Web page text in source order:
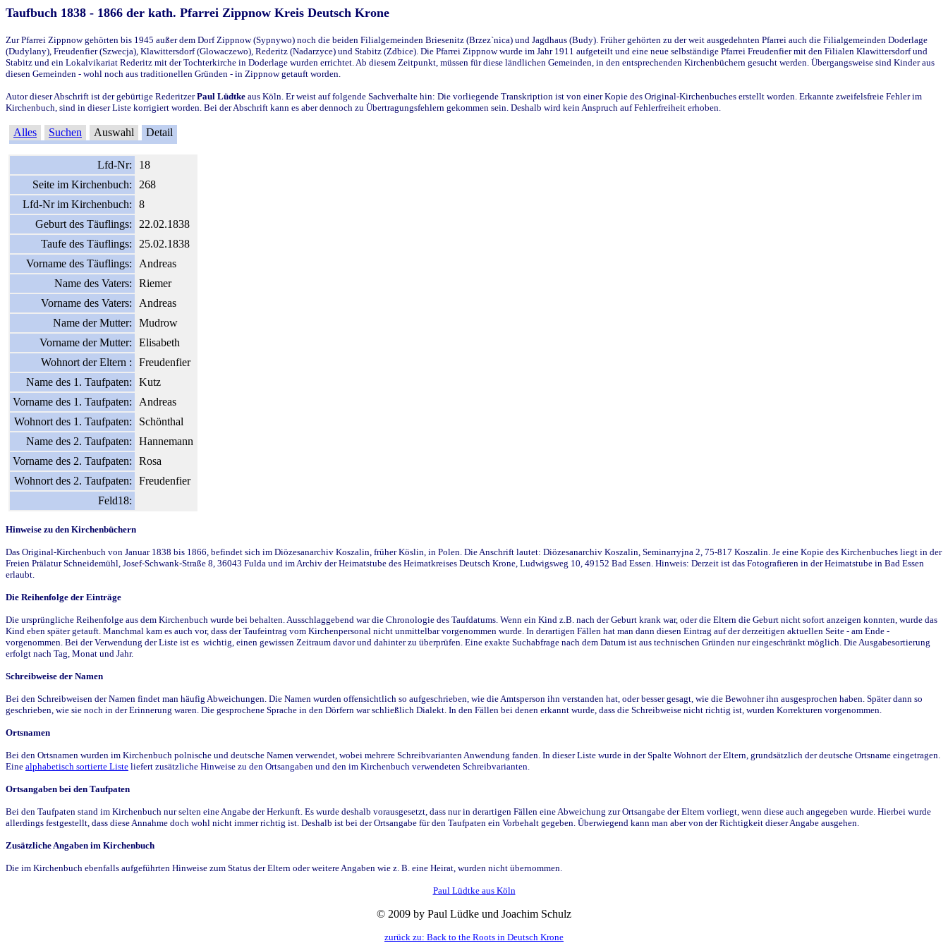
Taufbuch 1838 - 1866 der kath. Pfarrei Zippnow Kreis Deutsch Krone
Zur Pfarrei Zippnow gehörten bis 1945 außer dem Dorf Zippnow (Sypnywo) noch die beiden Filialgemeinden Briesenitz (Brzez`nica) und Jagdhaus (Budy). Früher gehörten zu der weit ausgedehnten Pfarrei auch die Filialgemeinden Doderlage
(Dudylany), Freudenfier (Szwecja), Klawittersdorf (Glowaczewo), Rederitz (Nadarzyce) und Stabitz (Zdbice). Die Pfarrei Zippnow wurde im Jahr 1911 aufgeteilt und eine neue selbständige Pfarrei Freudenfier mit den Filialen Klawittersdorf und
Stabitz und ein Lokalvikariat Rederitz mit der Tochterkirche in Doderlage wurden errichtet. Ab diesem Zeitpunkt, müssen für diese ländlichen Gemeinden, in den entsprechenden Kirchenbüchern gesucht werden. Übergangsweise sind Kinder aus
diesen Gemeinden - wohl noch aus traditionellen Gründen - in Zippnow getauft worden.
Autor dieser Abschrift ist der gebürtige RederitzerPaul Lüdtke aus Köln. Er weist auf folgende Sachverhalte hin: Die vorliegende Transkription ist von einer Kopie des Original-Kirchenbuches erstellt worden. Erkannte zweifelsfreie Fehler im
Kirchenbuch, sind in dieser Liste korrigiert worden. Bei der Abschrift kann es aber dennoch zu Übertragungsfehlern gekommen sein. Deshalb wird kein Anspruch auf Fehlerfreiheit erhoben.
Alles Suchen Auswahl Detail
Lfd-Nr:
18
Seite im Kirchenbuch:
268
Lfd-Nr im Kirchenbuch:
8
Geburt des Täuflings:
22.02.1838
Taufe des Täuflings:
25.02.1838
Vorname des Täuflings:
Andreas
Name des Vaters:
Riemer
Vorname des Vaters:
Andreas
Name der Mutter:
Mudrow
Vorname der Mutter:
Elisabeth
Wohnort der Eltern :
Freudenfier
Name des 1. Taufpaten:
Kutz
Vorname des 1. Taufpaten:
Andreas
Wohnort des 1. Taufpaten:
Schönthal
Name des 2. Taufpaten:
Hannemann
Vorname des 2. Taufpaten:
Rosa
Wohnort des 2. Taufpaten:
Freudenfier
Feld18:
Hinweise zu den Kirchenbüchern
Das Original-Kirchenbuch von Januar 1838 bis 1866, befindet sich im Diözesanarchiv Koszalin, früher Köslin, in Polen. Die Anschrift lautet: Diözesanarchiv Koszalin, Seminarryjna 2, 75-817 Koszalin. Je eine Kopie des Kirchenbuches liegt in der
Freien Prälatur Schneidemühl, Josef-Schwank-Straße 8, 36043 Fulda und im Archiv der Heimatstube des Heimatkreises Deutsch Krone, Ludwigsweg 10, 49152 Bad Essen. Hinweis: Derzeit ist das Fotografieren in der Heimatstube in Bad Essen
erlaubt.
Die Reihenfolge der Einträge
Die ursprüngliche Reihenfolge aus dem Kirchenbuch wurde bei behalten. Ausschlaggebend war die Chronologie des Taufdatums. Wenn ein Kind z.B. nach der Geburt krank war, oder die Eltern die Geburt nicht sofort anzeigen konnten, wurde das
Kind eben später getauft. Manchmal kam es auch vor, dass der Taufeintrag vom Kirchenpersonal nicht unmittelbar vorgenommen wurde. In derartigen Fällen hat man dann diesen Eintrag auf der derzeitigen aktuellen Seite - am Ende -
vorgenommen. Bei der Verwendung der Liste ist es wichtig, einen gewissen Zeitraum davor und dahinter zu überprüfen. Eine exakte Suchabfrage nach dem Datum ist aus technischen Gründen nur eingeschränkt möglich. Die Ausgabesortierung
erfolgt nach Tag, Monat und Jahr.
Schreibweise der Namen
Bei den Schreibweisen der Namen findet man häufig Abweichungen. Die Namen wurden offensichtlich so aufgeschrieben, wie die Amtsperson ihn verstanden hat, oder besser gesagt, wie die Bewohner ihn ausgesprochen haben. Später dann so
geschrieben, wie sie noch in der Erinnerung waren. Die gesprochene Sprache in den Dörfern war schließlich Dialekt. In den Fällen bei denen erkannt wurde, dass die Schreibweise nicht richtig ist, wurden Korrekturen vorgenommen.
Ortsnamen
Bei den Ortsnamen wurden im Kirchenbuch polnische und deutsche Namen verwendet, wobei mehrere Schreibvarianten Anwendung fanden. In dieser Liste wurde in der Spalte Wohnort der Eltern, grundsätzlich der deutsche Ortsname eingetragen.
Eine alphabetisch sortierte Liste liefert zusätzliche Hinweise zu den Ortsangaben und den im Kirchenbuch verwendeten Schreibvarianten.
Ortsangaben bei den Taufpaten
Bei den Taufpaten stand im Kirchenbuch nur selten eine Angabe der Herkunft. Es wurde deshalb vorausgesetzt, dass nur in derartigen Fällen eine Abweichung zur Ortsangabe der Eltern vorliegt, wenn diese auch angegeben wurde. Hierbei wurde
allerdings festgestellt, dass diese Annahme doch wohl nicht immer richtig ist. Deshalb ist bei der Ortsangabe für den Taufpaten ein Vorbehalt gegeben. Überwiegend kann man aber von der Richtigkeit dieser Angabe ausgehen.
Zusätzliche Angaben im Kirchenbuch
Die im Kirchenbuch ebenfalls aufgeführten Hinweise zum Status der Eltern oder weitere Angaben wie z. B. eine Heirat, wurden nicht übernommen.
Paul Lüdtke aus Köln
© 2009 by Paul Lüdke und Joachim Schulz
zurück zu: Back to the Roots in Deutsch Krone